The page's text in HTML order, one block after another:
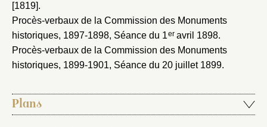
[1819].
Procès-verbaux de la Commission des Monuments
historiques, 1897-1898, Séance du 1eravril 1898.
Procès-verbaux de la Commission des Monuments
historiques, 1899-1901, Séance du 20 juillet 1899.
Plans